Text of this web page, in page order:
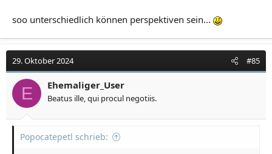
soo unterschiedlich können perspektiven sein...
29. Oktober 2024 #85
E Ehemaliger_User
Beatus ille, qui procul negotiis.
Popocatepetl schrieb: